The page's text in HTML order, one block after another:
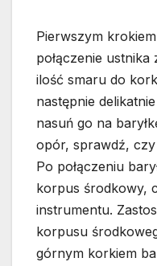
Pierwszym
połączenie ustnika
ilość smaru do
następnie
nasuń go na
opór, sprawdź,
Po połączeniu
korpus środkowy,
instrumentu.
korpusu
górnym korkiem